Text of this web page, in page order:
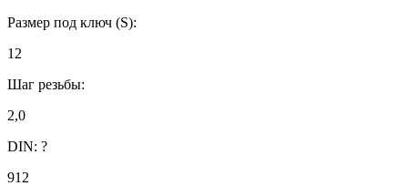
Размер под ключ (S):
12
Шаг резьбы:
2,0
DIN: ?
912